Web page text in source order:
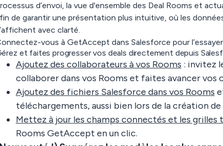
d’envoi, la vue d'ensemble des Deal Rooms et
de garantir une présentation plus intuitive, où les
avec clarté.
vous à GetAccept dans Salesforce pour
et faites progresser vos deals directement depuis
Ajoutez des collaborateurs à vos Rooms : invitez
collaborer dans vos Rooms et faites avancer vos
Ajoutez des fichiers Salesforce dans vos Rooms
téléchargements, aussi bien lors de la création de
Mettez à jour les champs connectés et les grilles
Rooms GetAccept en un clic.